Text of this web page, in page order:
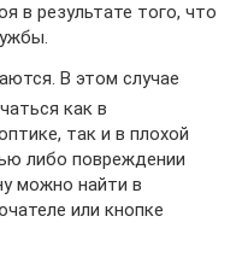
в результате того, что
В этом случае
как в
так и в плохой
либо повреждении
можно найти в
или кнопке